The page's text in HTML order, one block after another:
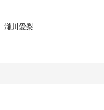
瀧川愛梨